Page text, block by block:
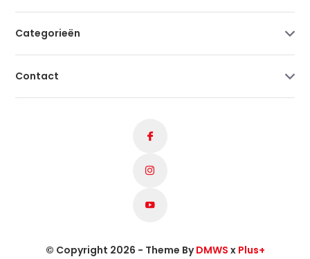
Categorieën
Contact
© Copyright 2026 - Theme ByDMWS x Plus+